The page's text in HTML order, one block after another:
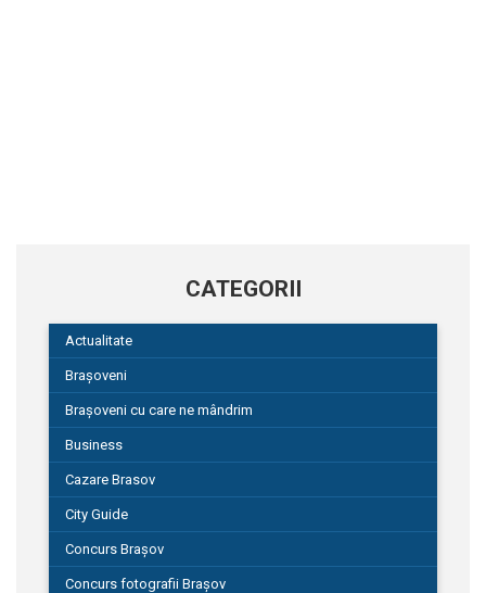
CATEGORII
Actualitate
Brașoveni
Brașoveni cu care ne mândrim
Business
Cazare Brasov
City Guide
Concurs Brașov
Concurs fotografii Brașov